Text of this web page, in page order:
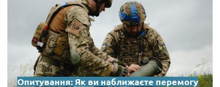
Опитування: Як ви наближаєте перемогу